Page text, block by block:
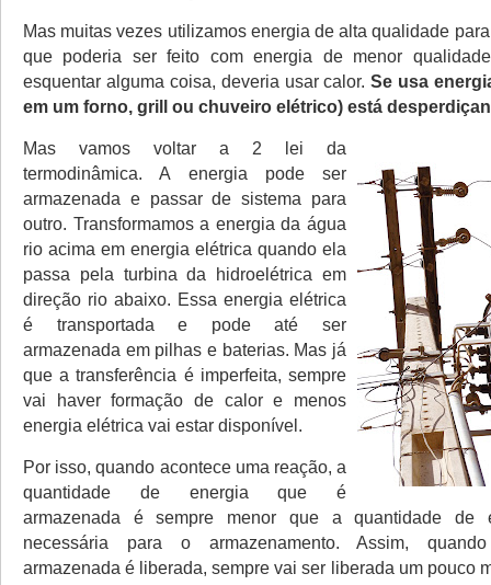
Mas muitas vezes utilizamos energia de alta qualidade
que poderia ser feito com energia de menor
esquentar alguma coisa, deveria usar calor.Se usa
em um forno, grill ou chuveiro elétrico) está
Mas vamos voltar a 2 lei da
termodinâmica. A energia pode ser
armazenada e passar de sistema para
outro. Transformamos a energia da água
rio acima em energia elétrica quando ela
passa pela turbina da hidroelétrica em
direção rio abaixo. Essa energia elétrica
é transportada e pode até ser
armazenada em pilhas e baterias. Mas já
que a transferência é imperfeita, sempre
vai haver formação de calor e menos
energia elétrica vai estar disponível.
Por isso, quando acontece uma reação, a
quantidade de energia que é
armazenada é sempre menor que a quantidade de
necessária para o armazenamento. Assim,
armazenada é liberada, sempre vai ser liberada um pouco